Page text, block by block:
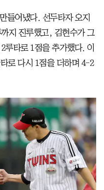
들어냈다. 선두타자 오지
지 진루했고, 김현수가 그
루타로 1점을 추가했다. 이
로 다시 1점을 더하며 4-2